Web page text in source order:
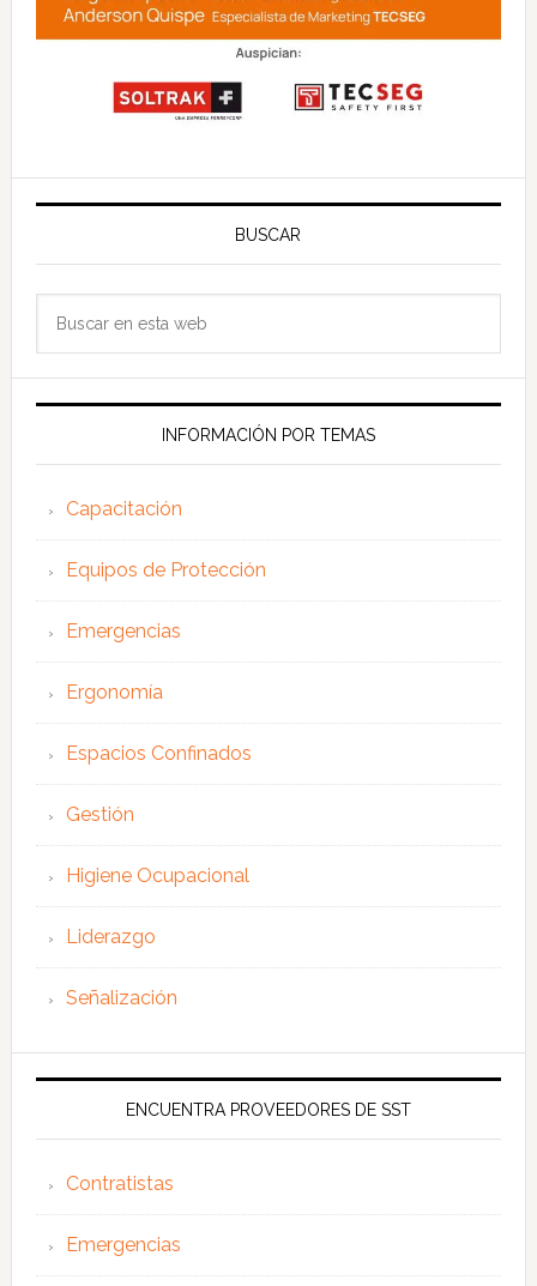
BUSCAR
web
INFORMACIÓN POR TEMAS
Capacitación
Equipos de Protección
Emergencias
Ergonomía
Espacios Confinados
Gestión
Higiene Ocupacional
Liderazgo
Señalización
ENCUENTRA PROVEEDORES DE SST
Contratistas
Emergencias